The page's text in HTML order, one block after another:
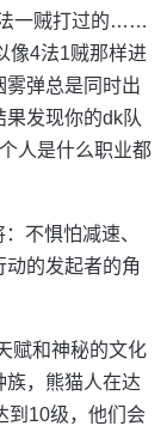
一贼打过的……
像4法1贼那样进
雾弹总是同时出
发现你的dk队
人是什么职业都
不惧怕减速、
的发起者的角
赋和神秘的文化
族，熊猫人在达
到10级，他们会